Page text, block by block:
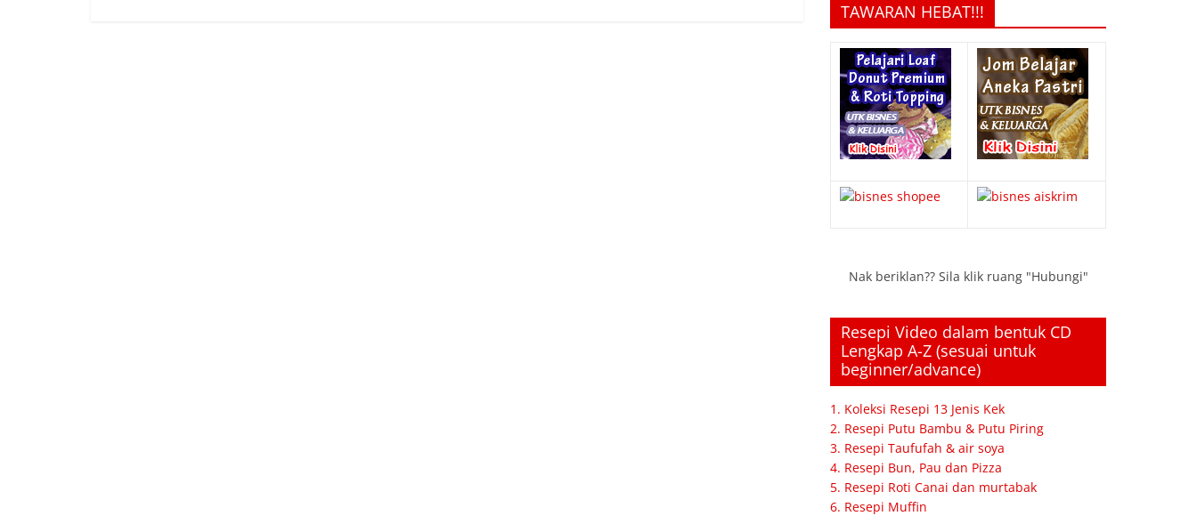
TAWARAN HEBAT!!!
Nak beriklan?? Sila klik ruang "Hubungi"
Resepi Video dalam bentuk CD
Lengkap A-Z (sesuai untuk
beginner/advance)
1. Koleksi Resepi 13 Jenis Kek
2. Resepi Putu Bambu & Putu Piring
3. Resepi Taufufah & air soya
4. Resepi Bun, Pau dan Pizza
5. Resepi Roti Canai dan murtabak
6. Resepi Muffin